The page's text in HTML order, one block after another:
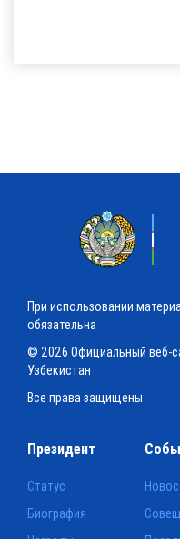
При использовании
обязательна
© 2026 Официальный веб-
Узбекистан
Все права защищены
Президент
Статус
Биография